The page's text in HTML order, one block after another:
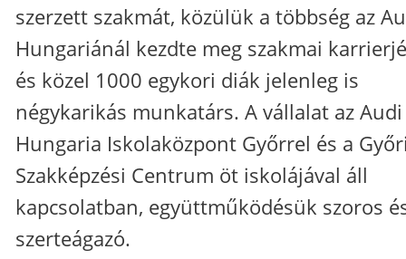
szerzett szakmát, közülük a többség az
Hungariánál kezdte meg szakmai
és közel 1000 egykori diák jelenleg is
négykarikás munkatárs. A vállalat az Audi
Hungaria Iskolaközpont Győrrel és a
Szakképzési Centrum öt iskolájával áll
kapcsolatban, együttműködésük szoros
szerteágazó.